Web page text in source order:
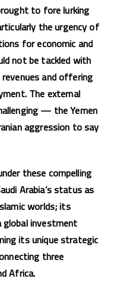
to fore lurking
the urgency of
for economic and
not be tackled with
and offering
The external
— the Yemen
aggression to say
these compelling
Arabia’s status as
worlds; its
investment
its unique strategic
three
Africa.